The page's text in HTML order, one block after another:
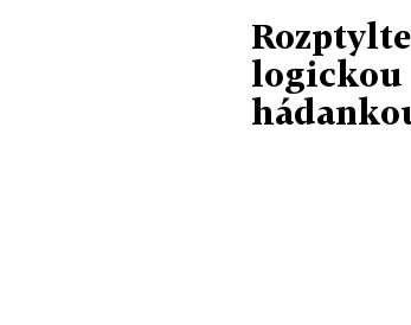
logickou